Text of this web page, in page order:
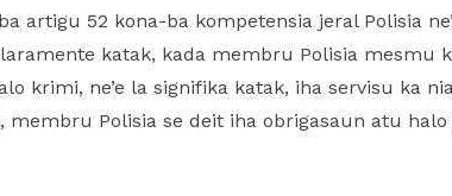
artigu 52 kona-ba kompetensia jeral Polisia
katak, kada membru Polisia mesmu
krimi, ne’e la signifika katak, iha servisu ka
membru Polisia se deit iha obrigasaun atu